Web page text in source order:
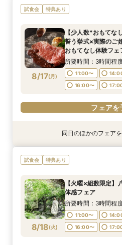
8/16(日)
【少人数*おもてな
OK！少人数婚相談
おもてなし体験フェ
所要時間：3時間程
9:00〜
14:30〜
15:00
フェアを
8/16(日)
【初見学でも安心】
タートフェア
9:00〜
14:30〜
フェアを
試食会 特典あり
8/17(月)
【少人数*おもてな
誓う挙式×実際のご
おもてなし体験フェ
所要時間：3時間程
11:00〜
16:00〜
フェアを
特典あり
8/17(月)
【初見学でも安心】
タートフェア
11:00〜
16:00〜
17:00
フェアを
特典あり
8/17(月)
【組数限定】ご来
ト！さらに、ご成
定の特典付リニュ
所要時間：3時間程
16:00〜
フェアを
同日のほかのフェアを
試食会 特典あり
8/18(火)
【火曜×組数限定
体感フェア
所要時間：3時間程
11:00〜
16:00〜